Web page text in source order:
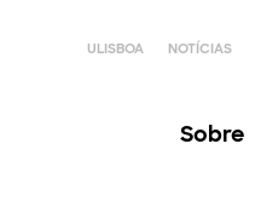
ULISBOA NOTÍCIAS
Sobre